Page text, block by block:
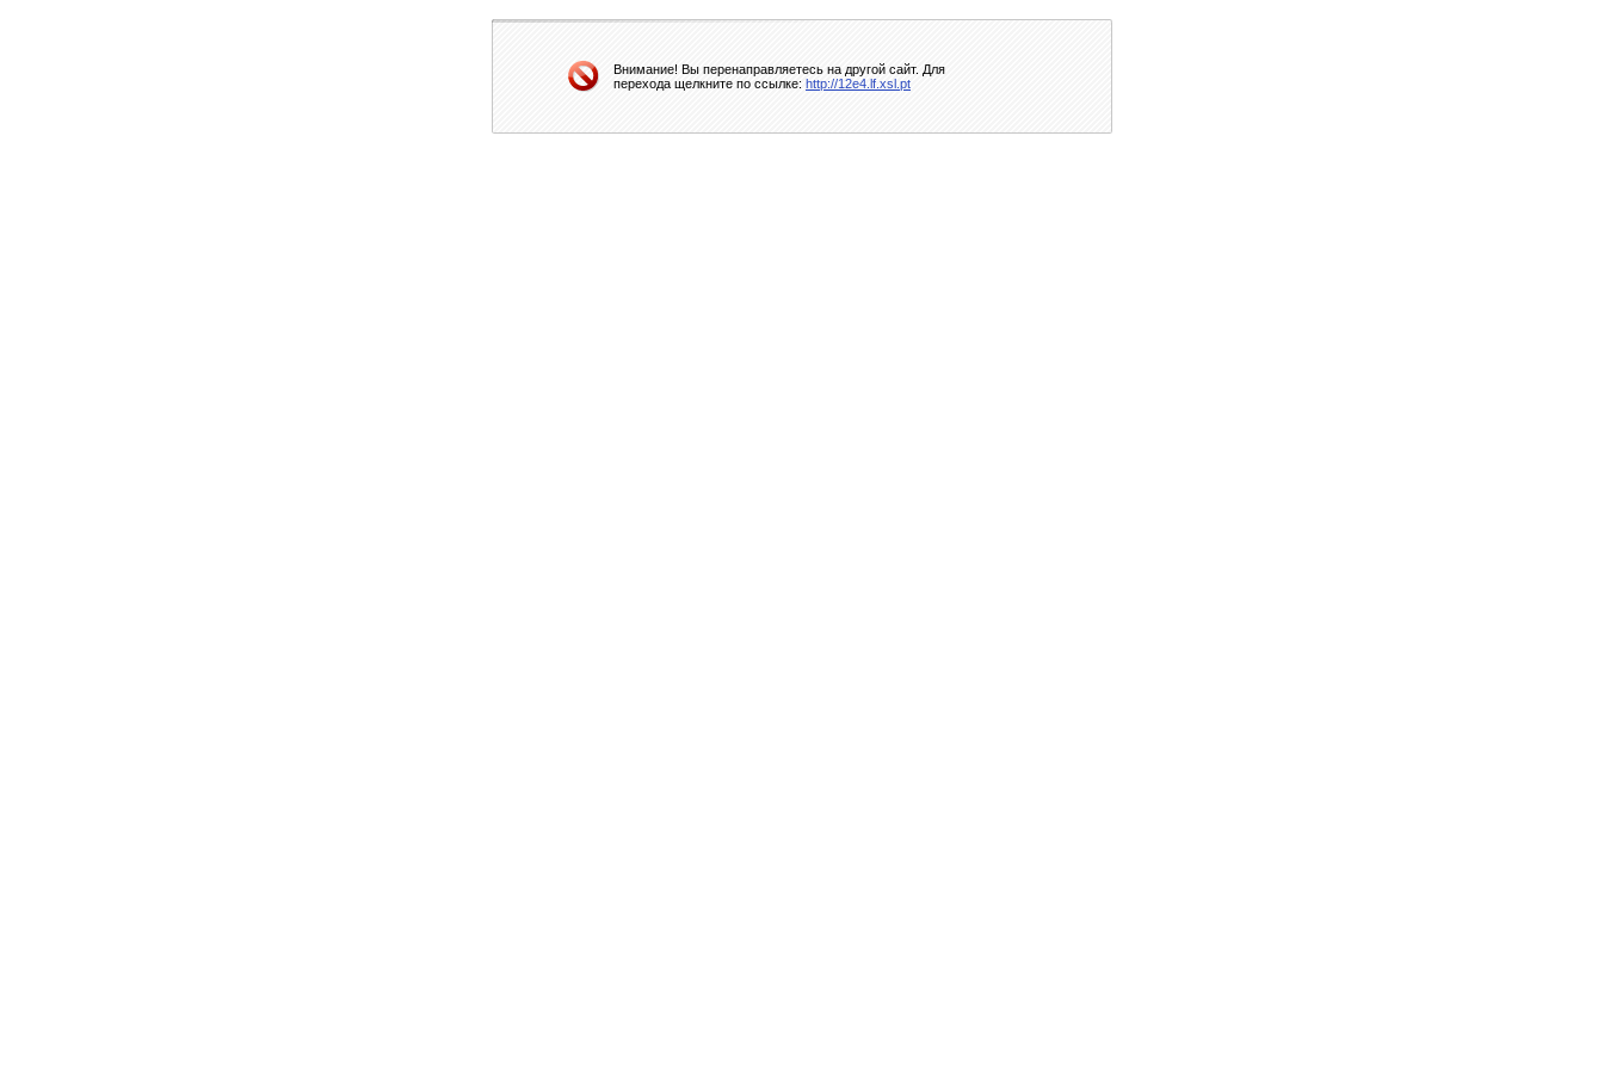
Внимание! Вы перенаправляетесь на другой сайт. Для
перехода щелкните по ссылке: http://12e4.lf.xsl.pt